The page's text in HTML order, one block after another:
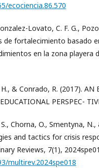
ecociencia.86.570
Lovato, C. F. G.,
de fortalecimiento basado
en la zona playera
H., & Conrado, R. (2017). AN
PERSPEC-
Chorna, O., Smentyna,
and tactics for crisis
Reviews, 7(1),
multirev.2024spe018